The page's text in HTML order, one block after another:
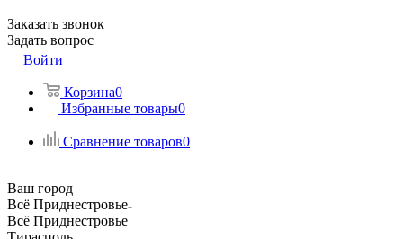
Заказать звонок
Задать вопрос
Войти
Корзина0
Избранные товары0
Сравнение товаров0
Ваш город
Всё Приднестровье
Всё Приднестровье